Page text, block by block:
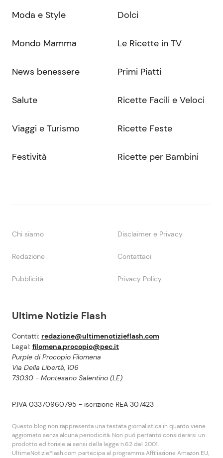
Ultime Notizie Flash
Contatti: redazione@ultimenotizieflash.com
Legal: filomena.procopio@pec.it
Purple di Procopio Filomena
Via Della Libertà, 106
73030 - Montesano Salentino (LE)
P.IVA 03370960795 - iscrizione REA 307423
Questo blog non rappresenta una testata giornalistica in quanto viene
aggiornato senza alcuna periodicità. Non puó pertanto considerarsi un
prodotto editoriale ai sensi della legge n.62 del 2001.
UltimeNotizieFlash.com partecipa al programma Affiliazione Amazon EU,
Moda e Style
Mondo Mamma
News benessere
Salute
Viaggi e Turismo
Festività
Dolci
Le Ricette in TV
Primi Piatti
Ricette Facili e Veloci
Ricette Feste
Ricette per Bambini
Chi siamo Disclaimer e Privacy
Redazione Contattaci
Pubblicità Privacy Policy